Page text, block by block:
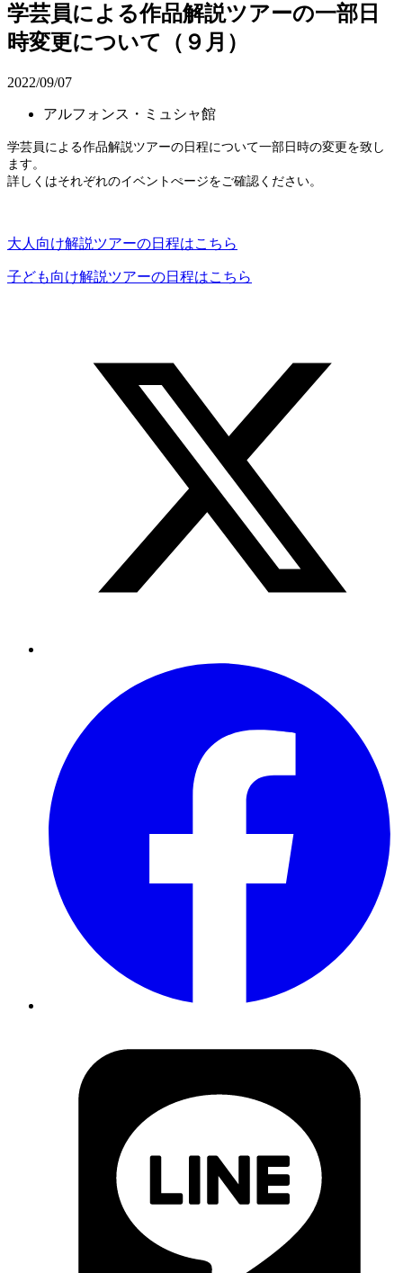
学芸員による作品解説ツアーの一部日
時変更について（９月）
2022/09/07
アルフォンス・ミュシャ館
学芸員による作品解説ツアーの日程について一部日時の変更を致し
ます。
詳しくはそれぞれのイベントぺージをご確認ください。
大人向け解説ツアーの日程はこちら
子ども向け解説ツアーの日程はこちら